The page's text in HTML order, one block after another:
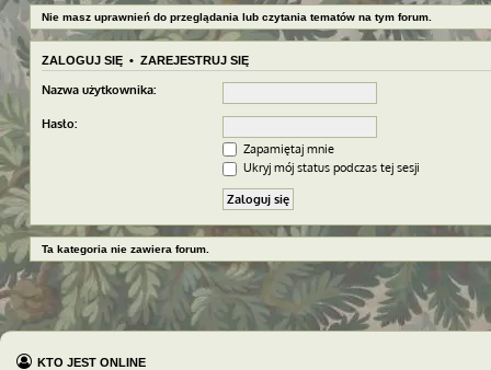
Nie masz uprawnień do przeglądania lub czytania tematów na tym forum.
ZALOGUJ SIĘ • ZAREJESTRUJ SIĘ
Nazwa użytkownika:
Hasło:
Zapamiętaj mnie
Ukryj mój status podczas tej sesji
Ta kategoria nie zawiera forum.
KTO JEST ONLINE